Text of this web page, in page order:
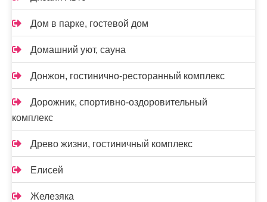
Дом в парке, гостевой дом
Домашний уют, сауна
Донжон, гостинично-ресторанный комплекс
Дорожник, спортивно-оздоровительный
комплекс
Древо жизни, гостиничный комплекс
Елисей
Железяка